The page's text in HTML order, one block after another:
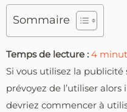
Sommaire
Temps de lecture : 4
Si vous utilisez la publicité
prévoyez de l’utiliser
devriez commencer à